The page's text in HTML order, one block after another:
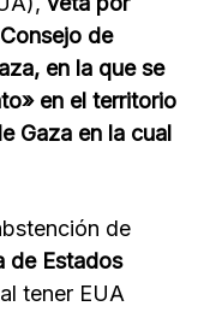
Consejo de
en la que se
en el territorio
Gaza en la cual
de
de Estados
tener EUA